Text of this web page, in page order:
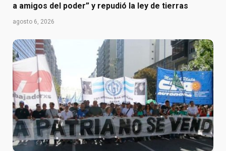
a amigos del poder” y repudió la ley de tierras
agosto 6, 2026